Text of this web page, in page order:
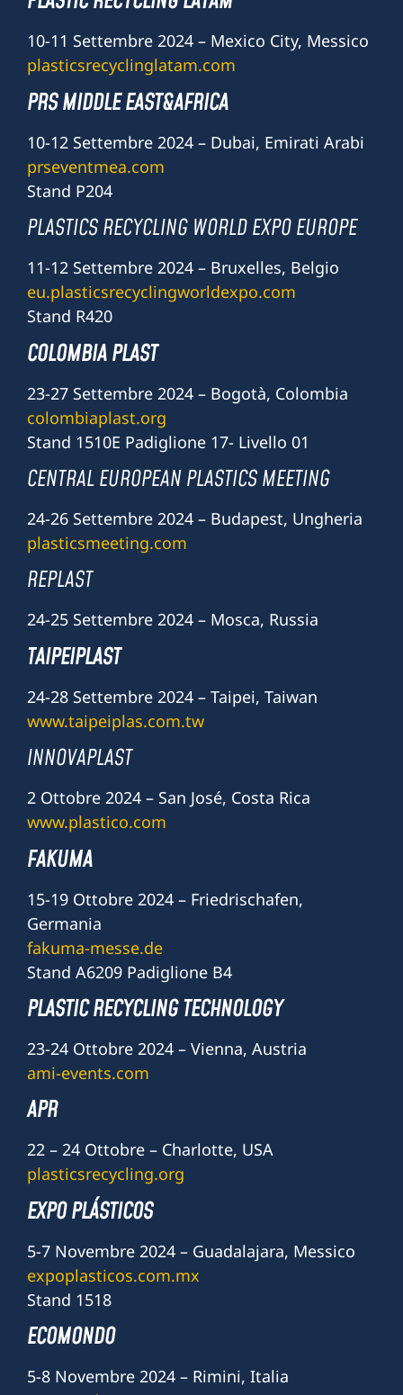
10-11 Settembre 2024 – Mexico City, Messico
plasticsrecyclinglatam.com
PRS MIDDLE EAST&AFRICA
10-12 Settembre 2024 – Dubai, Emirati Arabi
prseventmea.com
Stand P204
PLASTICS RECYCLING WORLD EXPO EUROPE
11-12 Settembre 2024 – Bruxelles, Belgio
eu.plasticsrecyclingworldexpo.com
Stand R420
COLOMBIA PLAST
23-27 Settembre 2024 – Bogotà, Colombia
colombiaplast.org
Stand 1510E Padiglione 17- Livello 01
CENTRAL EUROPEAN PLASTICS MEETING
24-26 Settembre 2024 – Budapest, Ungheria
plasticsmeeting.com
REPLAST
24-25 Settembre 2024 – Mosca, Russia
TAIPEIPLAST
24-28 Settembre 2024 – Taipei, Taiwan
www.taipeiplas.com.tw
INNOVAPLAST
2 Ottobre 2024 – San José, Costa Rica
www.plastico.com
FAKUMA
15-19 Ottobre 2024 – Friedrischafen,
Germania
fakuma-messe.de
Stand A6209 Padiglione B4
PLASTIC RECYCLING TECHNOLOGY
23-24 Ottobre 2024 – Vienna, Austria
ami-events.com
APR
22 – 24 Ottobre – Charlotte, USA
plasticsrecycling.org
EXPO PLÁSTICOS
5-7 Novembre 2024 – Guadalajara, Messico
expoplasticos.com.mx
Stand 1518
ECOMONDO
5-8 Novembre 2024 – Rimini, Italia